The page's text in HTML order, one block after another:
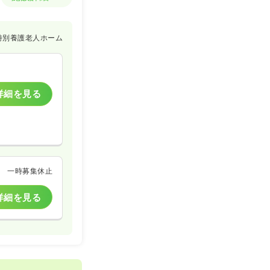
別養護老人ホーム
細を見る
一時募集休止
細を見る